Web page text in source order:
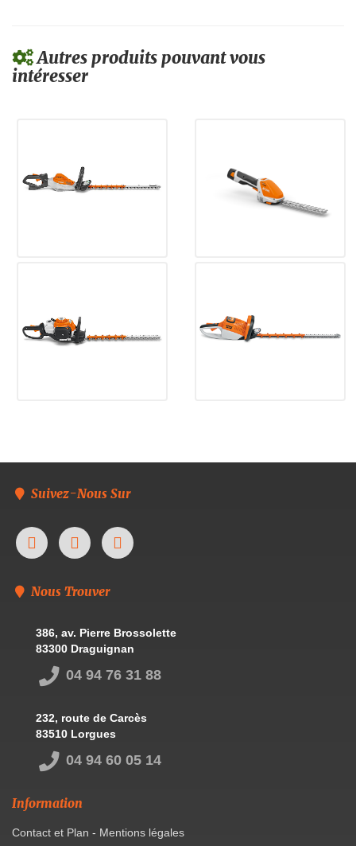
Autres produits pouvant vous
intéresser
Suivez-Nous Sur
Nous Trouver
386, av. Pierre Brossolette
83300 Draguignan
04 94 76 31 88
232, route de Carcès
83510 Lorgues
04 94 60 05 14
Information
Contact et Plan - Mentions légales